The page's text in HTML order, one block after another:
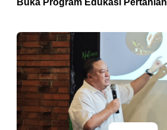
Buka Program Edukasi Pertanian